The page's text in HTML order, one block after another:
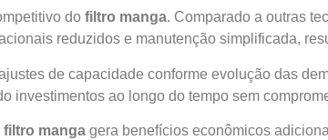
do filtro manga. Comparado a outras
reduzidos e manutenção simplificada,
de capacidade conforme evolução das
investimentos ao longo do tempo sem
filtro manga gera benefícios econômicos